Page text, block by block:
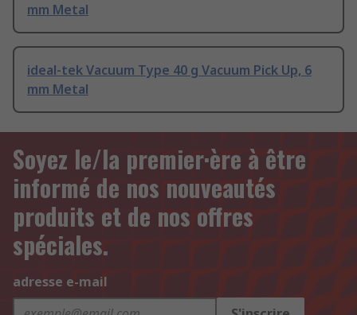
mm Metal
ideal-tek Vacuum Type 40 g Vacuum Pick Up, 6
mm Metal
Soyez le/la premier·ère à être
informé de nos nouveautés
produits et de nos offres
spéciales.
adresse e-mail